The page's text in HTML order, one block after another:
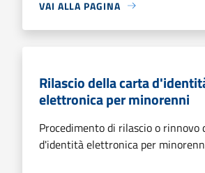
VAI ALLA PAGINA
Rilascio della carta
elettronica per minorenni
Procedimento di rilascio o rinnovo
d'identità elettronica per